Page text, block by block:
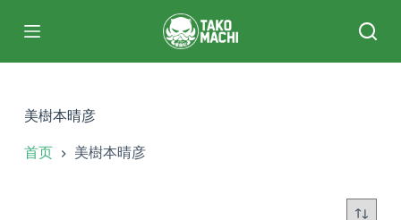
过
美樹本晴彦
首页 美樹本晴彦